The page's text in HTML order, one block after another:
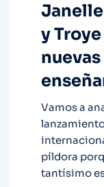
y
Vamos a
píldora
tantísimo